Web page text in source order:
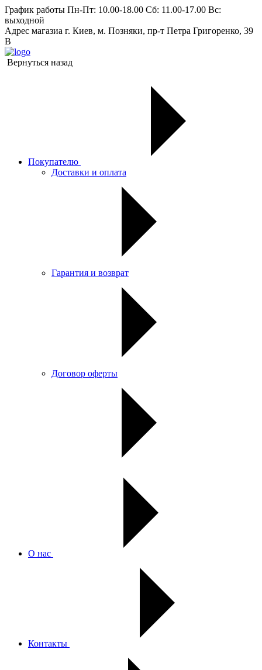
График работы Пн-Пт: 10.00-18.00 Сб: 11.00-17.00 Вс:
выходной
Адрес магазиа г. Киев, м. Позняки, пр-т Петра Григоренко, 39
В
Вернуться назад
Покупателю
Доставки и оплата
Гарантия и возврат
Договор оферты
О нас
Контакты